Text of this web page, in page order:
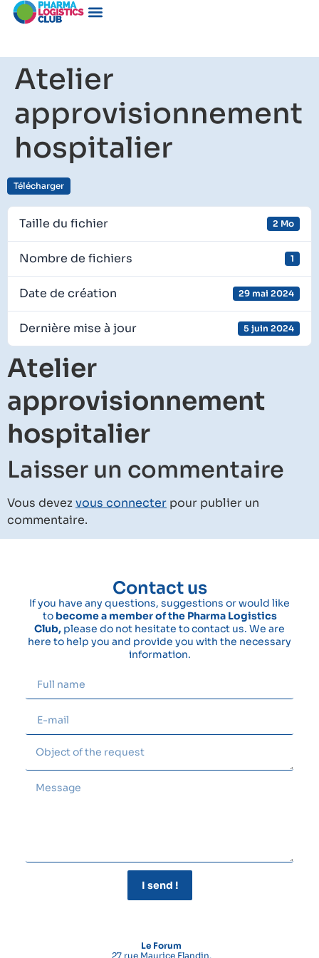
Atelier
approvisionnement
hospitalier
Télécharger
Taille du fichier 2 Mo
Nombre de fichiers 1
Date de création 29 mai 2024
Dernière mise à jour 5 juin 2024
Atelier
approvisionnement
hospitalier
Laisser un commentaire
Vous devezvous connecter pour publier un
commentaire.
Contact us
If you have any questions, suggestions or would like
to become a member of the Pharma Logistics
Club, please do not hesitate to contact us. We are
here to help you and provide you with the necessary
information.
I send !
Le Forum
27 rue Maurice Flandin,